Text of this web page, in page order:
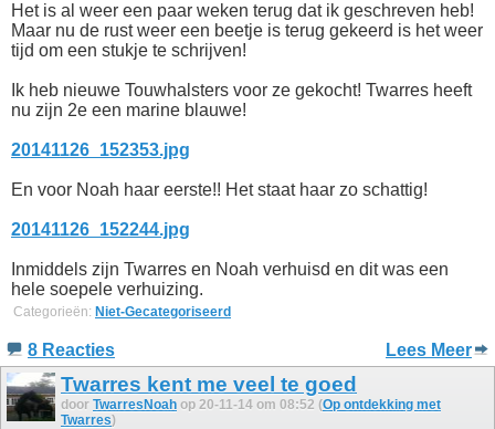
Het is al weer een paar weken terug dat ik geschreven heb!
Maar nu de rust weer een beetje is terug gekeerd is het weer
tijd om een stukje te schrijven!
Ik heb nieuwe Touwhalsters voor ze gekocht! Twarres heeft
nu zijn 2e een marine blauwe!
20141126_152353.jpg
En voor Noah haar eerste!! Het staat haar zo schattig!
20141126_152244.jpg
Inmiddels zijn Twarres en Noah verhuisd en dit was een
hele soepele verhuizing.
Categorieën: Niet-Gecategoriseerd
8 Reacties Lees Meer
Twarres kent me veel te goed
door TwarresNoah op 20-11-14 om 08:52 (Op ontdekking met
Twarres)